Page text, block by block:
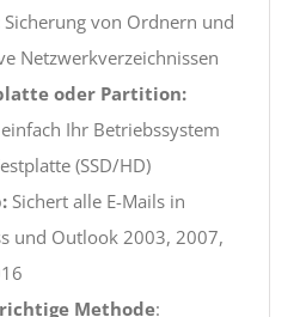
Sicherung von Ordnern und
Netzwerkverzeichnissen
oder Partition:
Ihr Betriebssystem
(SSD/HD)
Sichert alle E-Mails in
und Outlook 2003, 2007,
Methode: